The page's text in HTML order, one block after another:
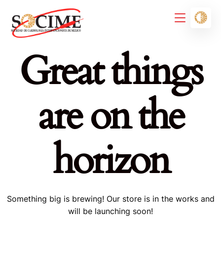
Great things
are on the
horizon
Something big is brewing! Our store is in the works and
will be launching soon!